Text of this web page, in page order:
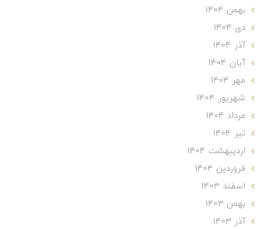
بهمن 1404
دی 1404
آذر 1404
آبان 1404
مهر 1404
شهریور 1404
مرداد 1404
تير 1404
ارديبهشت 1404
فروردین 1404
اسفند 1403
بهمن 1403
آذر 1403